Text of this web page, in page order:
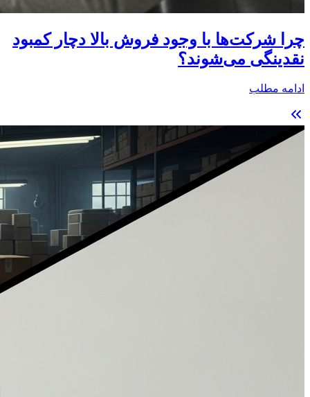
چرا شرکت‌ها با وجود فروش بالا دچار کمبود
نقدینگی می‌شوند؟
ادامه مطلب